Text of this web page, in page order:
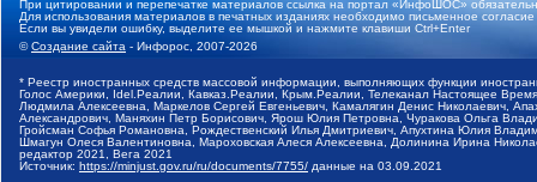
При цитировании и перепечатке материалов ссылка на портал «ИнфоШОС»
Для использования материалов в печатных изданиях необходимо письменное
Если вы увидели ошибку, выделите ее мышкой и нажмите клавиши Ctrl+Enter
©Создание сайта - Инфорос, 2007-2026
* Реестр иностранных средств массовой информации, выполняющих функции
Голос Америки, Idel.Реалии, Кавказ.Реалии, Крым.Реалии, Телеканал Настоящее
Людмила Алексеевна, Маркелов Сергей Евгеньевич, Камалягин Денис Николаевич,
Александрович, Маняхин Петр Борисович, Ярош Юлия Петровна, Чуракова Ольга
Гройсман Софья Романовна, Рождественский Илья Дмитриевич, Апухтина Юлия
Шмагун Олеся Валентиновна, Мароховская Алеся Алексеевна, Долинина Ирина
редактор 2021, Вега 2021
Источник: https://minjust.gov.ru/ru/documents/7755/ данные на 03.09.2021